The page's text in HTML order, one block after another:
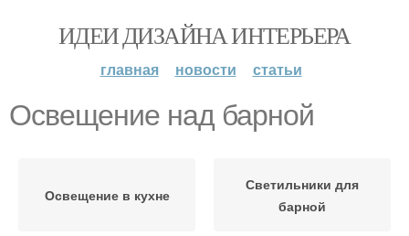
ИДЕИ ДИЗАЙНА ИНТЕРЬЕРА
главная новости статьи
Освещение над барной
Освещение в кухне
Светильники для
барной